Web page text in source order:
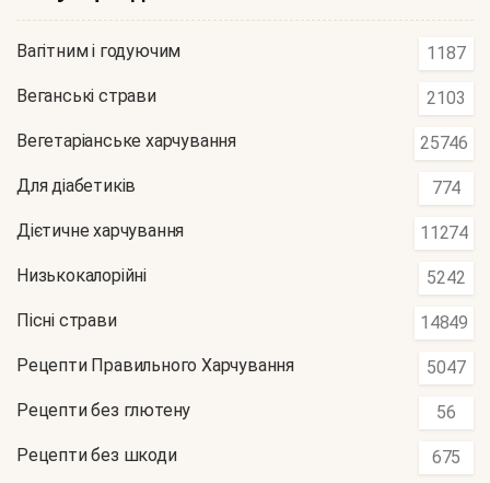
Вагітним і годуючим 1187
Веганські страви 2103
Вегетаріанське харчування 25746
Для діабетиків 774
Дієтичне харчування 11274
Низькокалорійні 5242
Пісні страви 14849
Рецепти Правильного Харчування 5047
Рецепти без глютену 56
Рецепти без шкоди 675